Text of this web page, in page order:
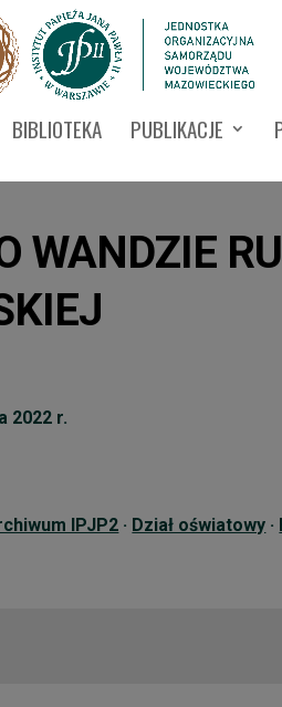
BIBLIOTEKA PUBLIKACJE
WANDZIE
2022 r.
IPJP2 · Dział oświatowy ·